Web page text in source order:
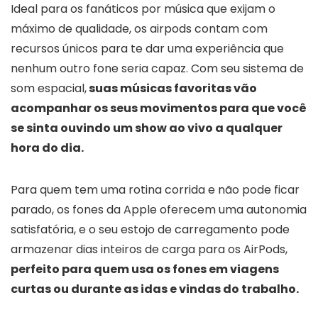
Ideal para os fanáticos por música que exijam o
máximo de qualidade, os airpods contam com
recursos únicos para te dar uma experiência que
nenhum outro fone seria capaz. Com seu sistema de
som espacial,suas músicas favoritas vão
acompanhar os seus movimentos para que você
se sinta ouvindo um show ao vivo a qualquer
hora do dia.
Para quem tem uma rotina corrida e não pode ficar
parado, os fones da Apple oferecem uma autonomia
satisfatória, e o seu estojo de carregamento pode
armazenar dias inteiros de carga para os AirPods,
perfeito para quem usa os fones em viagens
curtas ou durante as idas e vindas do trabalho.